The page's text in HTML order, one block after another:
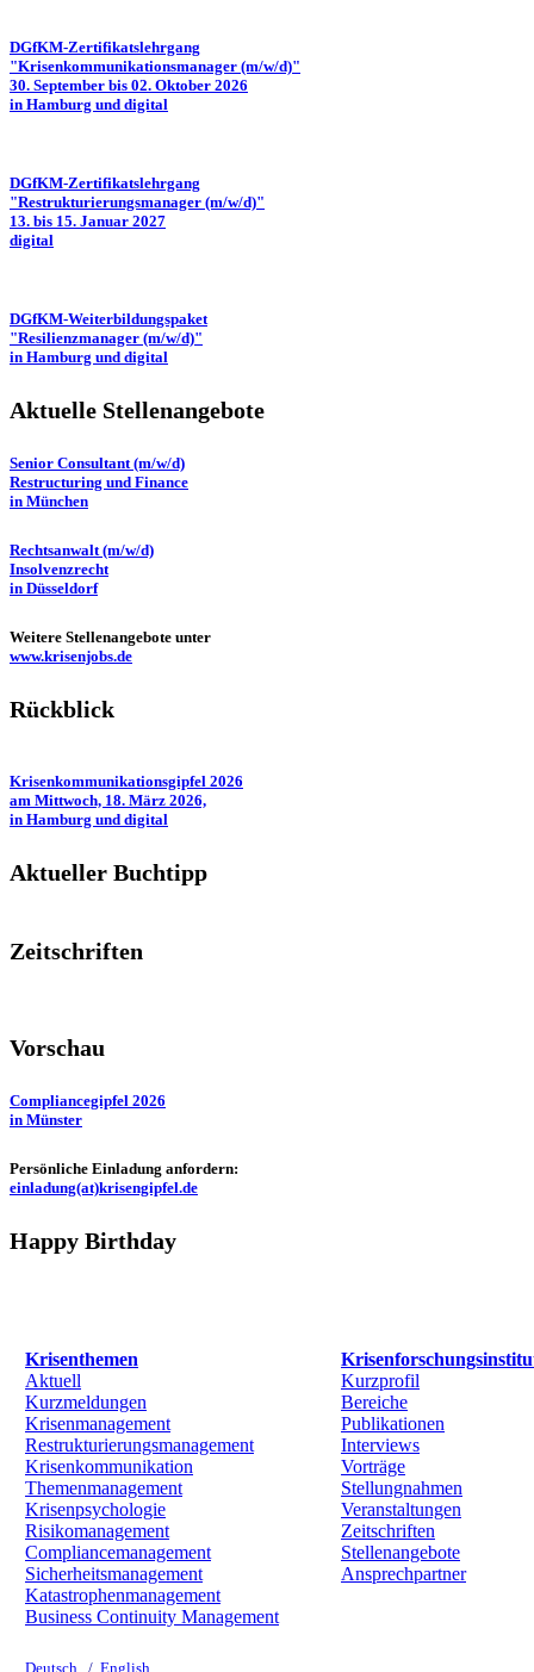
DGfKM-Zertifikatslehrgang
"Krisenkommunikationsmanager (m/w/d)"
30. September bis 02. Oktober 2026
in Hamburg und digital
DGfKM-Zertifikatslehrgang
"Restrukturierungsmanager (m/w/d)"
13. bis 15. Januar 2027
digital
DGfKM-Weiterbildungspaket
"Resilienzmanager (m/w/d)"
in Hamburg und digital
Aktuelle Stellenangebote
Senior Consultant (m/w/d)
Restructuring und Finance
in München
Rechtsanwalt (m/w/d)
Insolvenzrecht
in Düsseldorf
Weitere Stellenangebote unter
www.krisenjobs.de
Rückblick
Krisenkommunikationsgipfel 2026
am Mittwoch, 18. März 2026,
in Hamburg und digital
Aktueller Buchtipp
Zeitschriften
Vorschau
Compliancegipfel 2026
in Münster
Persönliche Einladung anfordern:
einladung(at)krisengipfel.de
Happy Birthday
Krisenthemen
Aktuell
Kurzmeldungen
Krisenmanagement
Restrukturierungsmanagement
Krisenkommunikation
Themenmanagement
Krisenpsychologie
Risikomanagement
Compliancemanagement
Sicherheitsmanagement
Katastrophenmanagement
Business Continuity Management
Kurzprofil
Bereiche
Publikationen
Interviews
Vorträge
Stellungnahmen
Veranstaltungen
Zeitschriften
Stellenangebote
Ansprechpartner
Deutsch / English